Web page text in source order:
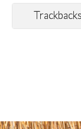
Trackbacks